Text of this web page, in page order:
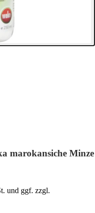
marokansiche Minze
und ggf. zzgl.